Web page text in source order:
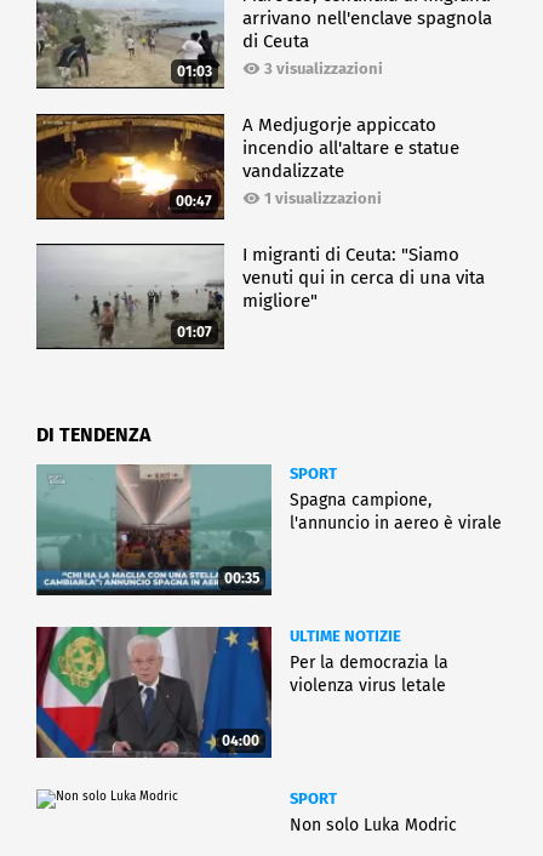
01:03
arrivano nell'enclave spagnola
di Ceuta
3 visualizzazioni
00:47
A Medjugorje appiccato
incendio all'altare e statue
vandalizzate
1 visualizzazioni
01:07
I migranti di Ceuta: "Siamo
venuti qui in cerca di una vita
migliore"
DI TENDENZA
00:35
SPORT
Spagna campione,
l'annuncio in aereo è virale
04:00
ULTIME NOTIZIE
Per la democrazia la
violenza virus letale
SPORT
Non solo Luka Modric